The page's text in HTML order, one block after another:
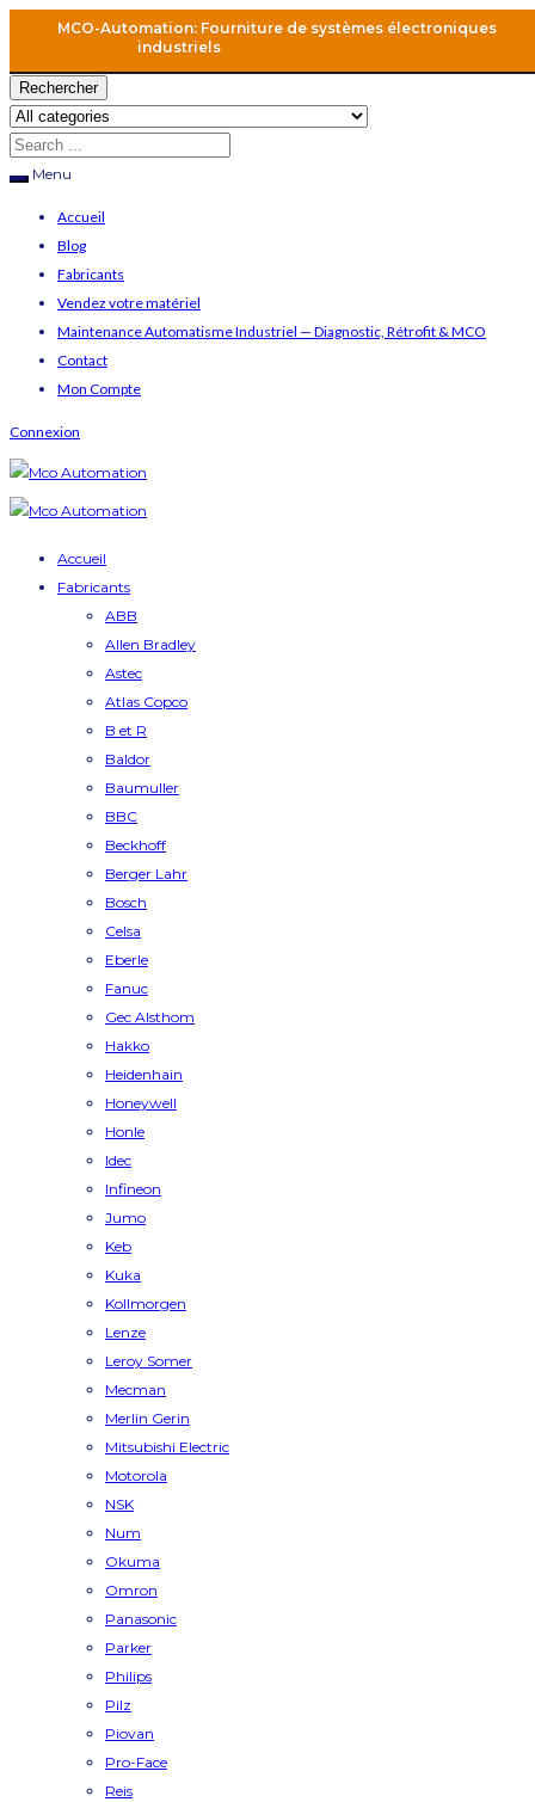
MCO-Automation: Fourniture de systèmes électroniques
industriels
Rechercher
Menu
Accueil
Blog
Fabricants
Vendez votre matériel
Maintenance Automatisme Industriel — Diagnostic, Rétrofit & MCO
Contact
Mon Compte
Connexion
Accueil
Fabricants
ABB
Allen Bradley
Astec
Atlas Copco
B et R
Baldor
Baumuller
BBC
Beckhoff
Berger Lahr
Bosch
Celsa
Eberle
Fanuc
Gec Alsthom
Hakko
Heidenhain
Honeywell
Honle
Idec
Infineon
Jumo
Keb
Kuka
Kollmorgen
Lenze
Leroy Somer
Mecman
Merlin Gerin
Mitsubishi Electric
Motorola
NSK
Num
Okuma
Omron
Panasonic
Parker
Philips
Pilz
Piovan
Pro-Face
Reis